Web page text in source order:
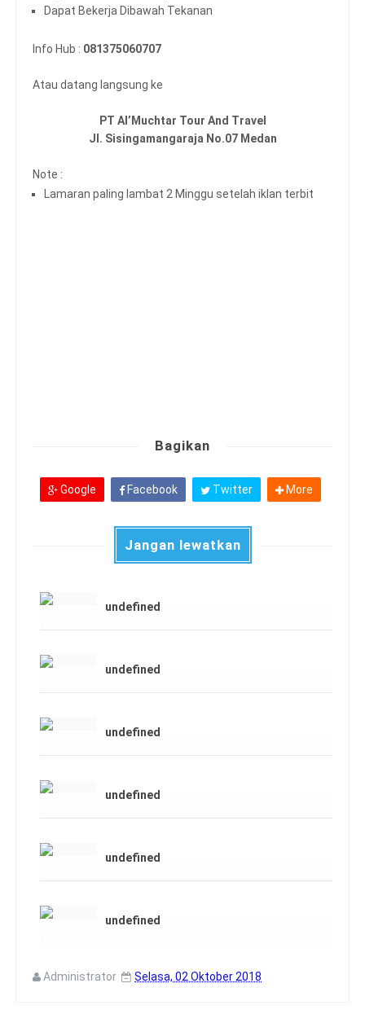
Dapat Bekerja Dibawah Tekanan
Info Hub : 081375060707
Atau datang langsung ke
PT Al’Muchtar Tour And Travel
Jl. Sisingamangaraja No.07 Medan
Note :
Lamaran paling lambat 2 Minggu setelah iklan terbit
Bagikan
Google Facebook Twitter More
Jangan lewatkan
undefined
undefined
undefined
undefined
undefined
undefined
Administrator Selasa, 02 Oktober 2018